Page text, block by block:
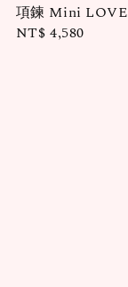
項鍊 Mini LOVE
Regular
NT$ 4,580